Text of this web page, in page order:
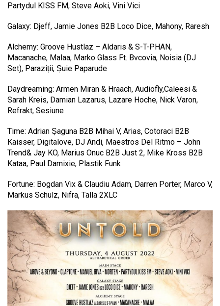
Partydul KISS FM, Steve Aoki, Vini Vici
Galaxy: Djeff, Jamie Jones B2B Loco Dice, Mahony, Raresh
Alchemy: Groove Hustlaz – Aldaris & S-T-PHAN,
Macanache, Malaa, Marko Glass Ft. Bvcovia, Noisia (DJ
Set), Paraziții, Șuie Paparude
Daydreaming: Armen Miran & Hraach, Audiofly,Caleesi &
Sarah Kreis, Damian Lazarus, Lazare Hoche, Nick Varon,
Refrakt, Sesiune
Time: Adrian Șaguna B2B Mihai V, Arias, Cotoraci B2B
Kaisser, Digitalove, DJ Andi, Maestros Del Ritmo – John
Trend& Jay KO, Marius Onuc B2B Just 2, Mike Kross B2B
Kataa, Paul Damixie, Plastik Funk
Fortune: Bogdan Vix & Claudiu Adam, Darren Porter, Marco V,
Markus Schulz, Nifra, Talla 2XLC